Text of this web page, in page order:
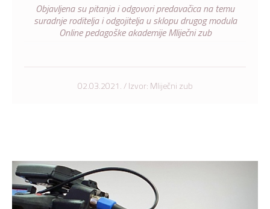
Objavljena su pitanja i odgovori predavačica na temu
suradnje roditelja i odgojitelja u sklopu drugog modula
Online pedagoške akademije Mliječni zub
02.03.2021. / Izvor: Mliječni zub